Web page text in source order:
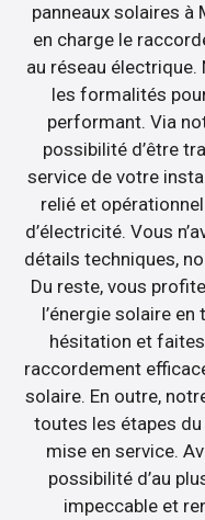
panneaux solaires à
en charge le
au réseau
les formalités
performant. Via
possibilité d’être
service de votre
relié et
d’électricité. Vous
détails techniques,
Du reste, vous
l’énergie solaire
hésitation et
raccordement
solaire. En outre,
toutes les étapes
mise en service.
possibilité d’au
impeccable et